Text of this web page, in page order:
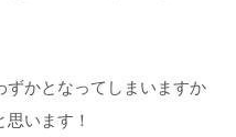
ずかとなってしまいますか
います！